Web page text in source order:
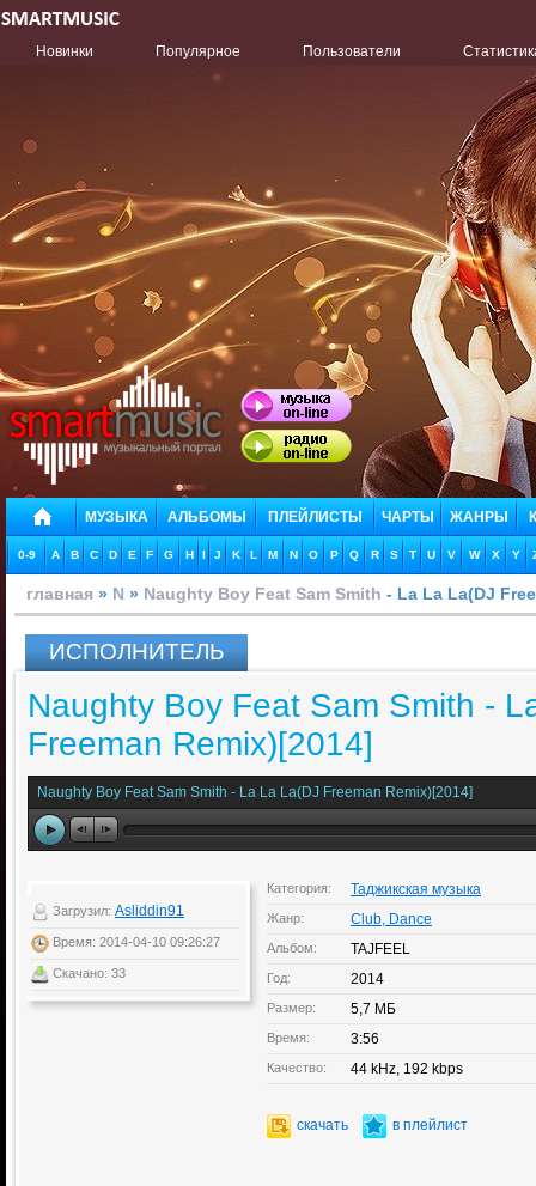
Новинки Популярное Пользователи
МУЗЫКА АЛЬБОМЫ ПЛЕЙЛИСТЫ ЧАРТЫ ЖАНРЫ
0-9 A B C D E F G H I J K L M N O P Q R S T U V W X Y
главная » N » Naughty Boy Feat Sam Smith - La La La(DJ
ИСПОЛНИТЕЛЬ
Naughty Boy Feat Sam Smith -
Freeman Remix)[2014]
Naughty Boy Feat Sam Smith - La La La(DJ Freeman Remix)[2014]
Загрузил: Asliddin91
Время: 2014-04-10 09:26:27
Скачано: 33
Категория: Таджикская музыка
Жанр: Club, Dance
Альбом: TAJFEEL
Год: 2014
Размер: 5,7 МБ
Время: 3:56
Качество: 44 kHz, 192 kbps
скачать в плейлист